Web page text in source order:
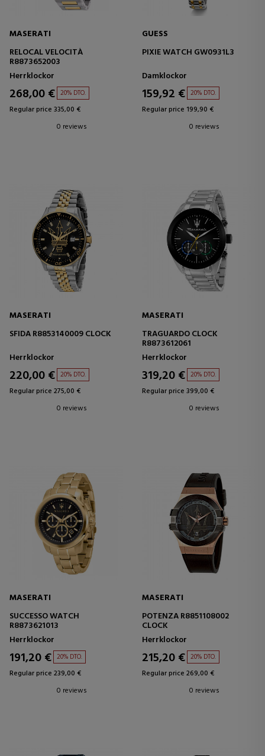
MASERATI
RELOCAL VELOCITÀ
R8873652003
Herrklockor
268,00 € 20% DTO.
Regular price 335,00 €
0 reviews
GUESS
PIXIE WATCH GW0931L3
Damklockor
159,92 € 20% DTO.
Regular price 199,90 €
0 reviews
MASERATI
SFIDA R8853140009 CLOCK
Herrklockor
220,00 € 20% DTO.
Regular price 275,00 €
0 reviews
MASERATI
TRAGUARDO CLOCK
R8873612061
Herrklockor
319,20 € 20% DTO.
Regular price 399,00 €
0 reviews
MASERATI
SUCCESSO WATCH
R8873621013
Herrklockor
191,20 € 20% DTO.
Regular price 239,00 €
0 reviews
MASERATI
POTENZA R8851108002
CLOCK
Herrklockor
215,20 € 20% DTO.
Regular price 269,00 €
0 reviews